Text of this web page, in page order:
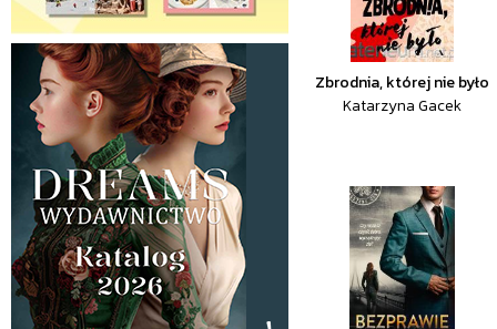
Zbrodnia, której nie było
Katarzyna Gacek